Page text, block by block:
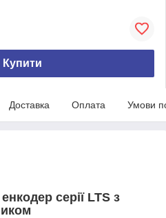
Купити
Доставка Оплата Умови
серії LTS з